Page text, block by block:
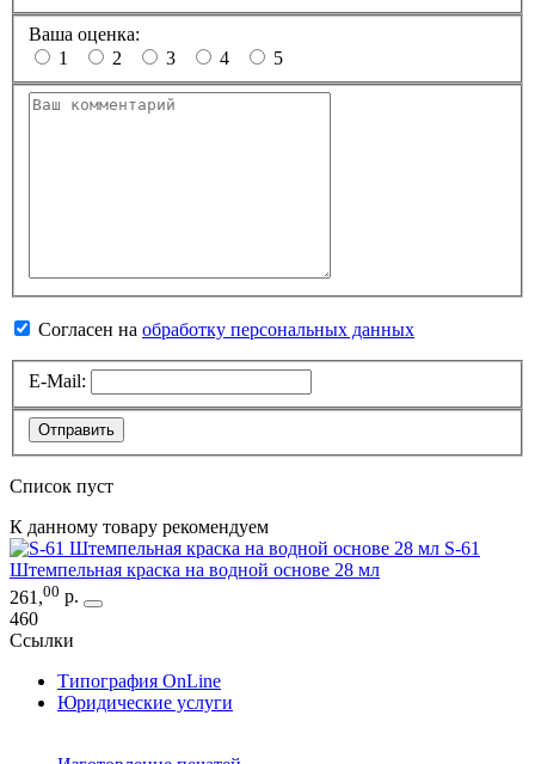
Ваша оценка:
1
2 3 4 5
Согласен на обработку персональных данных
E-Mail:
Отправить
Список пуст
К данному товару рекомендуем
S-61
Штемпельная краска на водной основе 28 мл
261 ,00 р.
460
Ссылки
Типография OnLine
Юридические услуги